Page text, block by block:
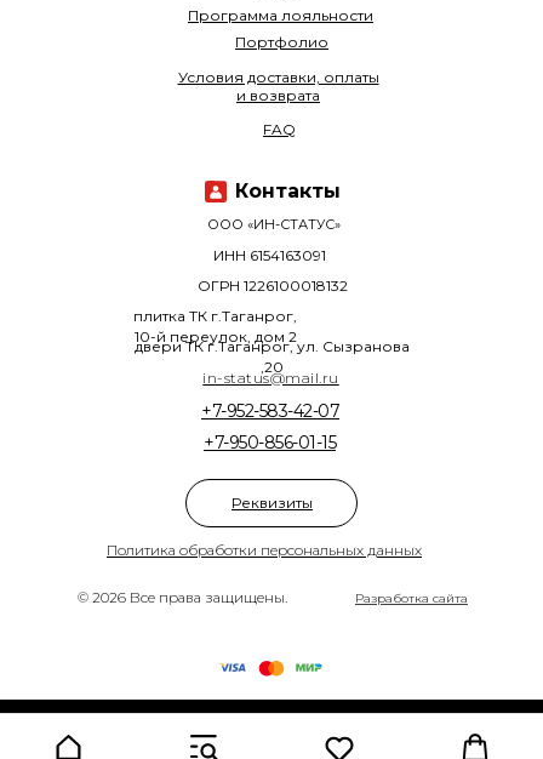
© 2026 Все права защищены.
Политика обработки персональных данных
+7-950-856-01-15
+7-952-583-42-07
Программа лояльности
Портфолио
ООО «ИН-СТАТУС»
плитка ТК г.Таганрог,
10-й переулок, дом 2
двери ТК г.Таганрог, ул. Сызранова
,20
ОГРН 1226100018132
ИНН 6154163091
Разработка сайта
Условия доставки, оплаты
и возврата
FAQ
in-status@mail.ru
Контакты
Реквизиты
Made on Tilda